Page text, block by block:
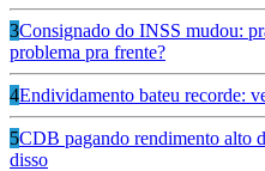
3Consignado do INSS mudou:
problema pra frente?
4Endividamento bateu recorde:
5CDB pagando rendimento alto
disso